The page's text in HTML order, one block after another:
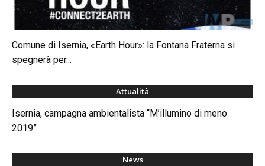
Comune di Isernia, «Earth Hour»: la Fontana Fraterna si
spegnerà per...
Attualità
Isernia, campagna ambientalista “M’illumino di meno
2019”
News